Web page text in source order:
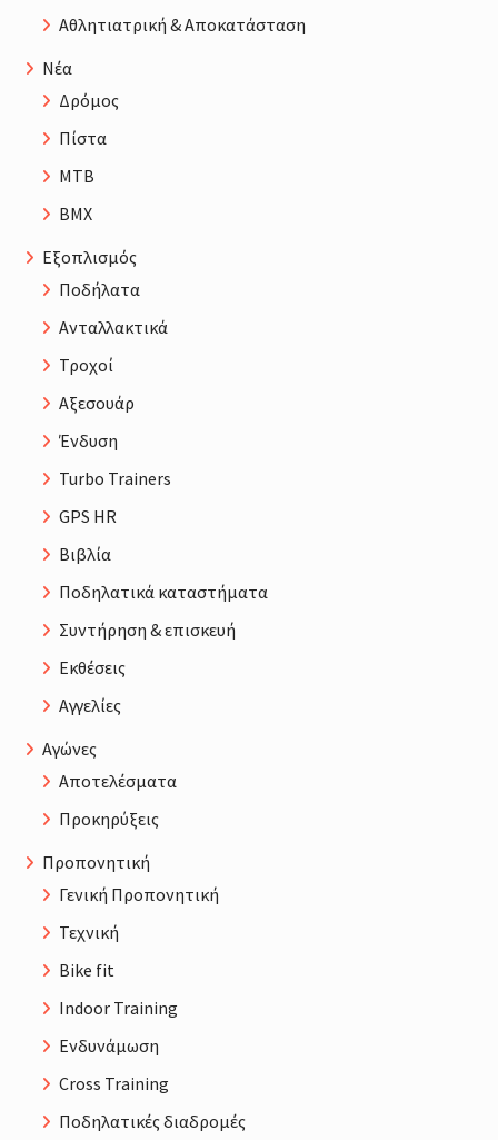
Αθλητιατρική & Αποκατάσταση
Νέα
Δρόμος
Πίστα
MTB
BMX
Εξοπλισμός
Ποδήλατα
Ανταλλακτικά
Τροχοί
Αξεσουάρ
Ένδυση
Turbo Trainers
GPS HR
Βιβλία
Ποδηλατικά καταστήματα
Συντήρηση & επισκευή
Εκθέσεις
Αγγελίες
Αγώνες
Αποτελέσματα
Προκηρύξεις
Προπονητική
Γενική Προπονητική
Τεχνική
Bike fit
Indoor Training
Ενδυνάμωση
Cross Training
Ποδηλατικές διαδρομές